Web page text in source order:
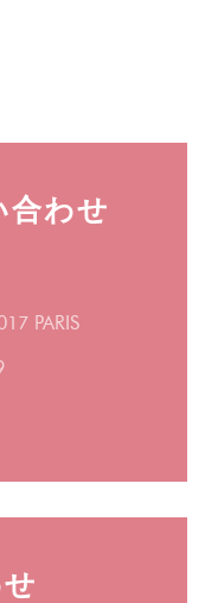
合わせ
PARIS((新しいウィ
((新しいウィンドウ
((新しいウィ